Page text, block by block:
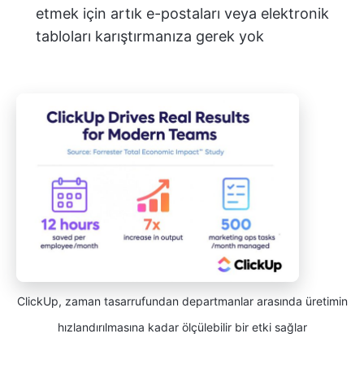
etmek için artık e-postaları veya elektronik
tabloları karıştırmanıza gerek yok
ClickUp, zaman tasarrufundan departmanlar arasında üretimin
hızlandırılmasına kadar ölçülebilir bir etki sağlar